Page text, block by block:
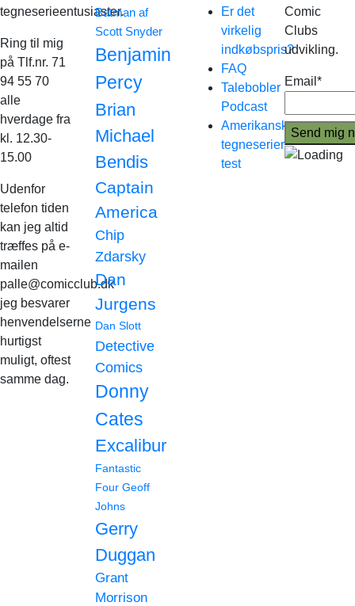
tegneserieentusiaster.
Ring til mig
på Tlf.nr. 71
94 55 70
alle
hverdage fra
kl. 12.30-
15.00
Udenfor
telefon tiden
kan jeg altid
træffes på e-
mailen
palle@comicclub.dk
jeg besvarer
henvendelserne
hurtigst
muligt, oftest
samme dag.
Batman af
Scott Snyder
Benjamin
Percy
Brian
Michael
Bendis
Captain
America
Chip
Zdarsky
Dan
Jurgens
Dan Slott
Detective
Comics
Donny
Cates
Excalibur
Fantastic
Four Geoff
Johns
Gerry
Duggan
Grant
Morrison
Er det
virkelig
indkøbspris?
FAQ
Talebobler
Podcast
Amerikanske
tegneserier
test
Comic
Clubs
udvikling.
Email*